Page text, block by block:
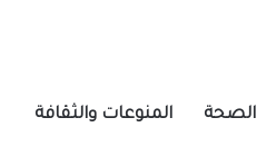
الصحة المنوعات والثقافة